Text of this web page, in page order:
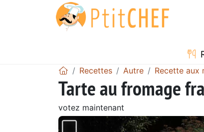
Recettes Autre Recette aux
Tarte au fromage
votez maintenant